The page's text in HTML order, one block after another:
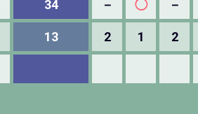
34 － ◯ －
13 2 1 2